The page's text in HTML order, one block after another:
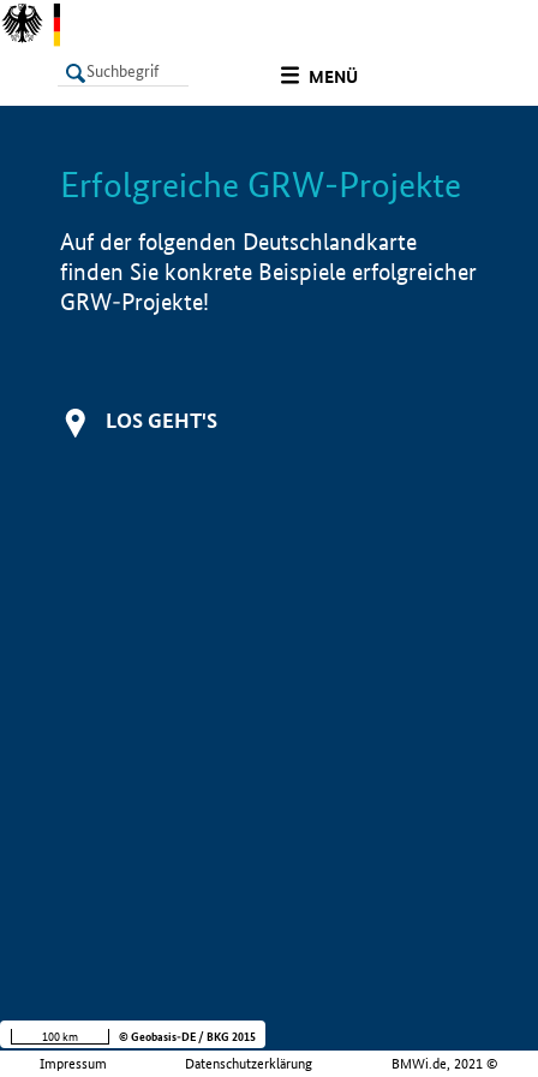
MENÜ
LISTE Info
Erfolgreiche GRW-Projekte
Auf der folgenden Deutschlandkarte
finden Sie konkrete Beispiele erfolgreicher
GRW-Projekte!
LOS GEHT'S
Impressum Datenschutzerklärung BMWi.de, 2021 ©
100 km © Geobasis-DE / BKG 2015